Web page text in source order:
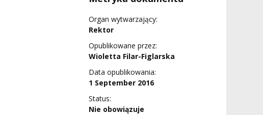
Organ wytwarzający:
Rektor
Opublikowane przez:
Wioletta Filar-Figlarska
Data opublikowania:
1 September 2016
Status:
Nie obowiązuje